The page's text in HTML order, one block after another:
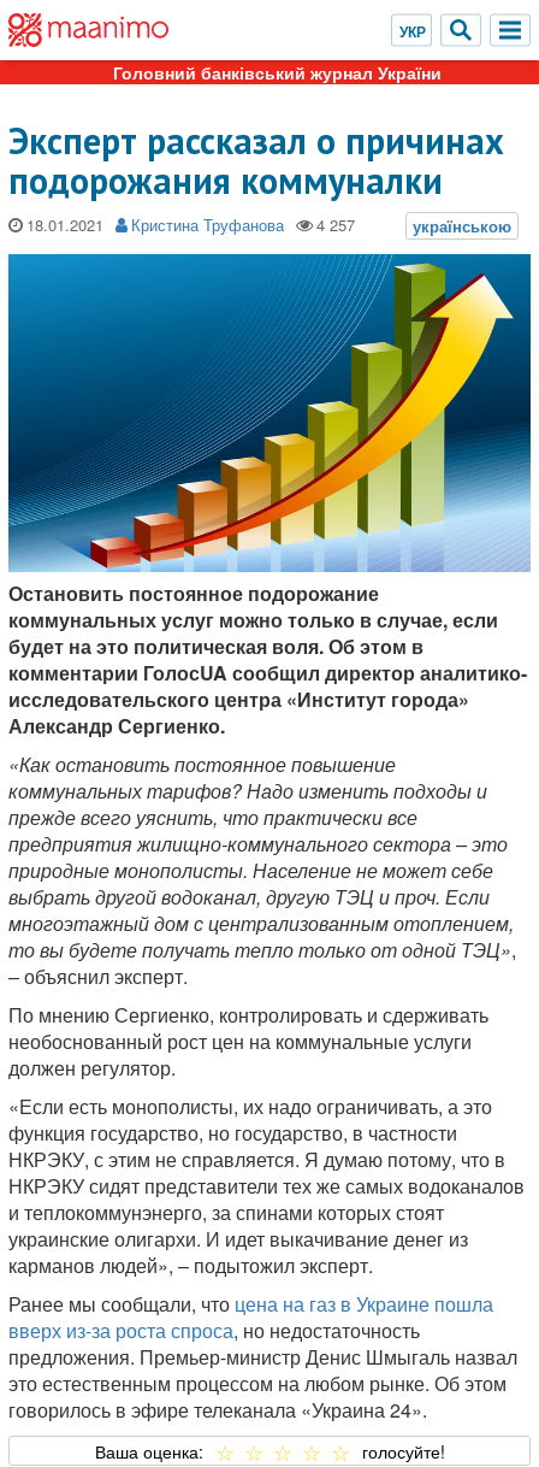
Головний банківський журнал України
Эксперт рассказал о причинах
подорожания коммуналки
18.01.2021 Кристина Труфанова
Остановить постоянное подорожание
коммунальных услуг можно только в случае, если
будет на это политическая воля. Об этом в
комментарии ГолосUA сообщил директор аналитико-
исследовательского центра «Институт города»
Александр Сергиенко.
«Как остановить постоянное повышение
коммунальных тарифов? Надо изменить подходы и
прежде всего уяснить, что практически все
предприятия жилищно-коммунального сектора – это
природные монополисты. Население не может себе
выбрать другой водоканал, другую ТЭЦ и проч. Если
многоэтажный дом с централизованным отоплением,
то вы будете получать тепло только от одной ТЭЦ»,
– объяснил эксперт.
По мнению Сергиенко, контролировать и сдерживать
необоснованный рост цен на коммунальные услуги
должен регулятор.
«Если есть монополисты, их надо ограничивать, а это
функция государство, но государство, в частности
НКРЭКУ, с этим не справляется. Я думаю потому, что в
НКРЭКУ сидят представители тех же самых водоканалов
и теплокоммунэнерго, за спинами которых стоят
украинские олигархи. И идет выкачивание денег из
карманов людей», – подытожил эксперт.
Ранее мы сообщали, что цена на газ в Украине пошла
вверх из-за роста спроса, но недостаточность
предложения. Премьер-министр Денис Шмыгаль назвал
это естественным процессом на любом рынке. Об этом
говорилось в эфире телеканала «Украина 24».